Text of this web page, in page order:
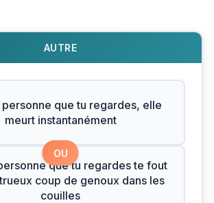
AUTRE
personne que tu regardes, elle
meurt instantanément
OU
que tu regardes te fout
coup de genoux dans les
couilles